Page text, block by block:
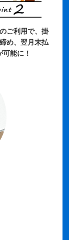
ご利用で、掛
め、翌月末払
能に！